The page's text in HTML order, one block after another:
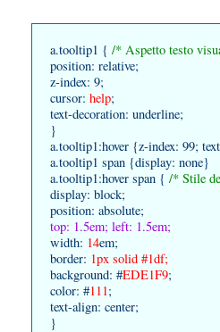
a.tooltip1 { /* Aspetto testo
position: relative;
z-index: 9;
cursor: help;
text-decoration: underline;
}
a.tooltip1:hover {z-index: 99;
a.tooltip1 span {display: none}
a.tooltip1:hover span { /* Stile
display: block;
position: absolute;
top: 1.5em; left: 1.5em;
width: 14em;
border: 1px solid #1df;
background: #EDE1F9;
color: #111;
text-align: center;
}